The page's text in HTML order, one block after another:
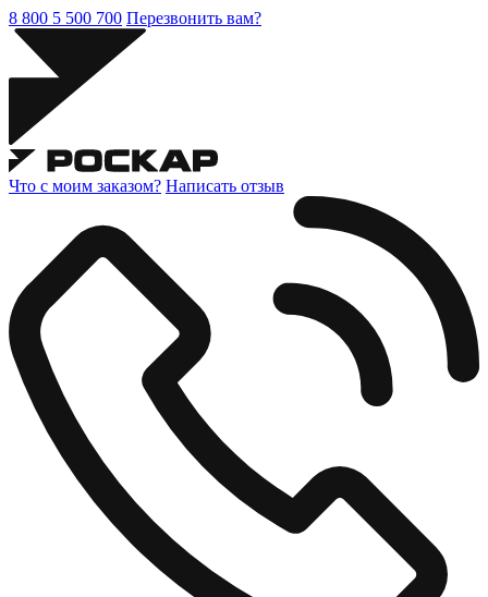
8 800 5 500 700 Перезвонить вам?
Что с моим заказом? Написать отзыв